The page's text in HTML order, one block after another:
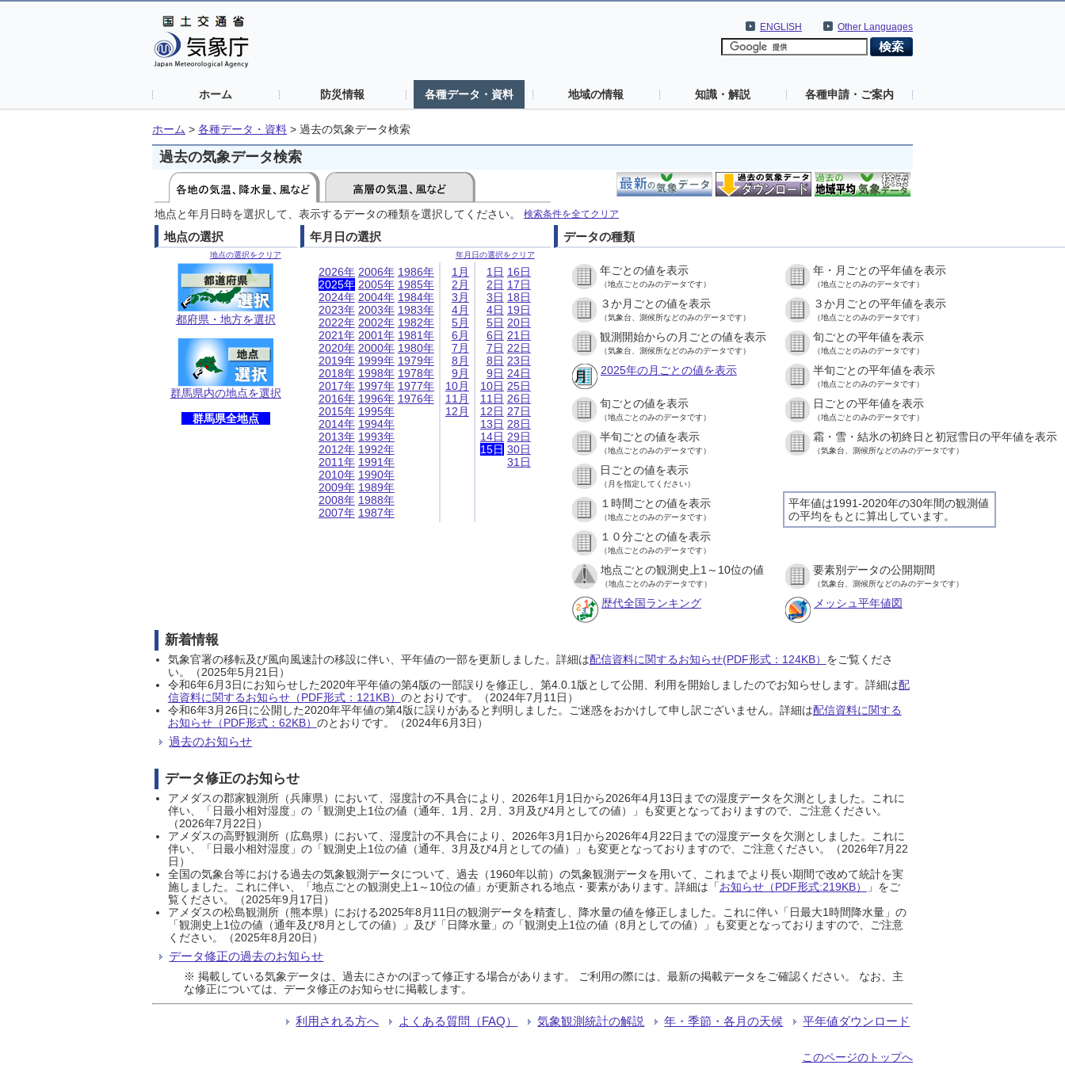
Other Languages
ENGLISH
ホーム 防災情報 各種データ・資料 地域の情報 知識・解説 各種申請・ご案内
ホーム > 各種データ・資料 > 過去の気象データ検索
過去の気象データ検索
地点と年月日時を選択して、表示するデータの種類を選択してください。 検索条件を全てクリア
地点の選択
地点の選択をクリア
都府県・地方を選択
群馬県内の地点を選択
群馬県全地点
年月日の選択
年月日の選択をクリア
2026年
2025年
2024年
2023年
2022年
2021年
2020年
2019年
2018年
2017年
2016年
2015年
2014年
2013年
2012年
2011年
2010年
2009年
2008年
2007年
2006年
2005年
2004年
2003年
2002年
2001年
2000年
1999年
1998年
1997年
1996年
1995年
1994年
1993年
1992年
1991年
1990年
1989年
1988年
1987年
1986年
1985年
1984年
1983年
1982年
1981年
1980年
1979年
1978年
1977年
1976年
1月
2月
3月
4月
5月
6月
7月
8月
9月
10月
11月
12月
1日
2日
3日
4日
5日
6日
7日
8日
9日
10日
11日
12日
13日
14日
15日
16日
17日
18日
19日
20日
21日
22日
23日
24日
25日
26日
27日
28日
29日
30日
31日
データの種類
年ごとの値を表示
（地点ごとのみのデータです）
年・月ごとの平年値を表示
（地点ごとのみのデータです）
３か月ごとの値を表示
（気象台、測候所などのみのデータです）
３か月ごとの平年値を表示
（地点ごとのみのデータです）
観測開始からの月ごとの値を表示
（気象台、測候所などのみのデータです）
旬ごとの平年値を表示
（地点ごとのみのデータです）
2025年の月ごとの値を表示 半旬ごとの平年値を表示
（地点ごとのみのデータです）
旬ごとの値を表示
（地点ごとのみのデータです）
日ごとの平年値を表示
（地点ごとのみのデータです）
半旬ごとの値を表示
（地点ごとのみのデータです）
霜・雪・結氷の初終日と初冠雪日の平年値を表示
（気象台、測候所などのみのデータです）
日ごとの値を表示
（月を指定してください）
平年値は1991-2020年の30年間の観測値
の平均をもとに算出しています。
１時間ごとの値を表示
（地点ごとのみのデータです）
１０分ごとの値を表示
（地点ごとのみのデータです）
地点ごとの観測史上1～10位の値
（地点ごとのみのデータです）
要素別データの公開期間
（気象台、測候所などのみのデータです）
歴代全国ランキング メッシュ平年値図
新着情報
気象官署の移転及び風向風速計の移設に伴い、平年値の一部を更新しました。詳細は配信資料に関するお知らせ(PDF形式：124KB） をご覧くださ
い。（2025年5月21日）
令和6年6月3日にお知らせした2020年平年値の第4版の一部誤りを修正し、第4.0.1版として公開、利用を開始しましたのでお知らせします。詳細は配
信資料に関するお知らせ（PDF形式：121KB） のとおりです。（2024年7月11日）
令和6年3月26日に公開した2020年平年値の第4版に誤りがあると判明しました。ご迷惑をおかけして申し訳ございません。詳細は配信資料に関する
お知らせ（PDF形式：62KB） のとおりです。（2024年6月3日）
過去のお知らせ
データ修正のお知らせ
アメダスの郡家観測所（兵庫県）において、湿度計の不具合により、2026年1月1日から2026年4月13日までの湿度データを欠測としました。これに
伴い、「日最小相対湿度」の「観測史上1位の値（通年、1月、2月、3月及び4月としての値）」も変更となっておりますので、ご注意ください。
（2026年7月22日）
アメダスの高野観測所（広島県）において、湿度計の不具合により、2026年3月1日から2026年4月22日までの湿度データを欠測としました。これに
伴い、「日最小相対湿度」の「観測史上1位の値（通年、3月及び4月としての値）」も変更となっておりますので、ご注意ください。（2026年7月22
日）
全国の気象台等における過去の気象観測データについて、過去（1960年以前）の気象観測データを用いて、これまでより長い期間で改めて統計を実
施しました。これに伴い、「地点ごとの観測史上1～10位の値」が更新される地点・要素があります。詳細は「お知らせ（PDF形式:219KB）
」をご
覧ください。（2025年9月17日）
アメダスの松島観測所（熊本県）における2025年8月11日の観測データを精査し、降水量の値を修正しました。これに伴い「日最大1時間降水量」の
「観測史上1位の値（通年及び8月としての値）」及び「日降水量」の「観測史上1位の値（8月としての値）」も変更となっておりますので、ご注意
ください。（2025年8月20日）
データ修正の過去のお知らせ
※ 掲載している気象データは、過去にさかのぼって修正する場合があります。 ご利用の際には、最新の掲載データをご確認ください。 なお、主
な修正については、データ修正のお知らせに掲載します。
利用される方へ よくある質問（FAQ） 気象観測統計の解説 年・季節・各月の天候 平年値ダウンロード
このページのトップへ